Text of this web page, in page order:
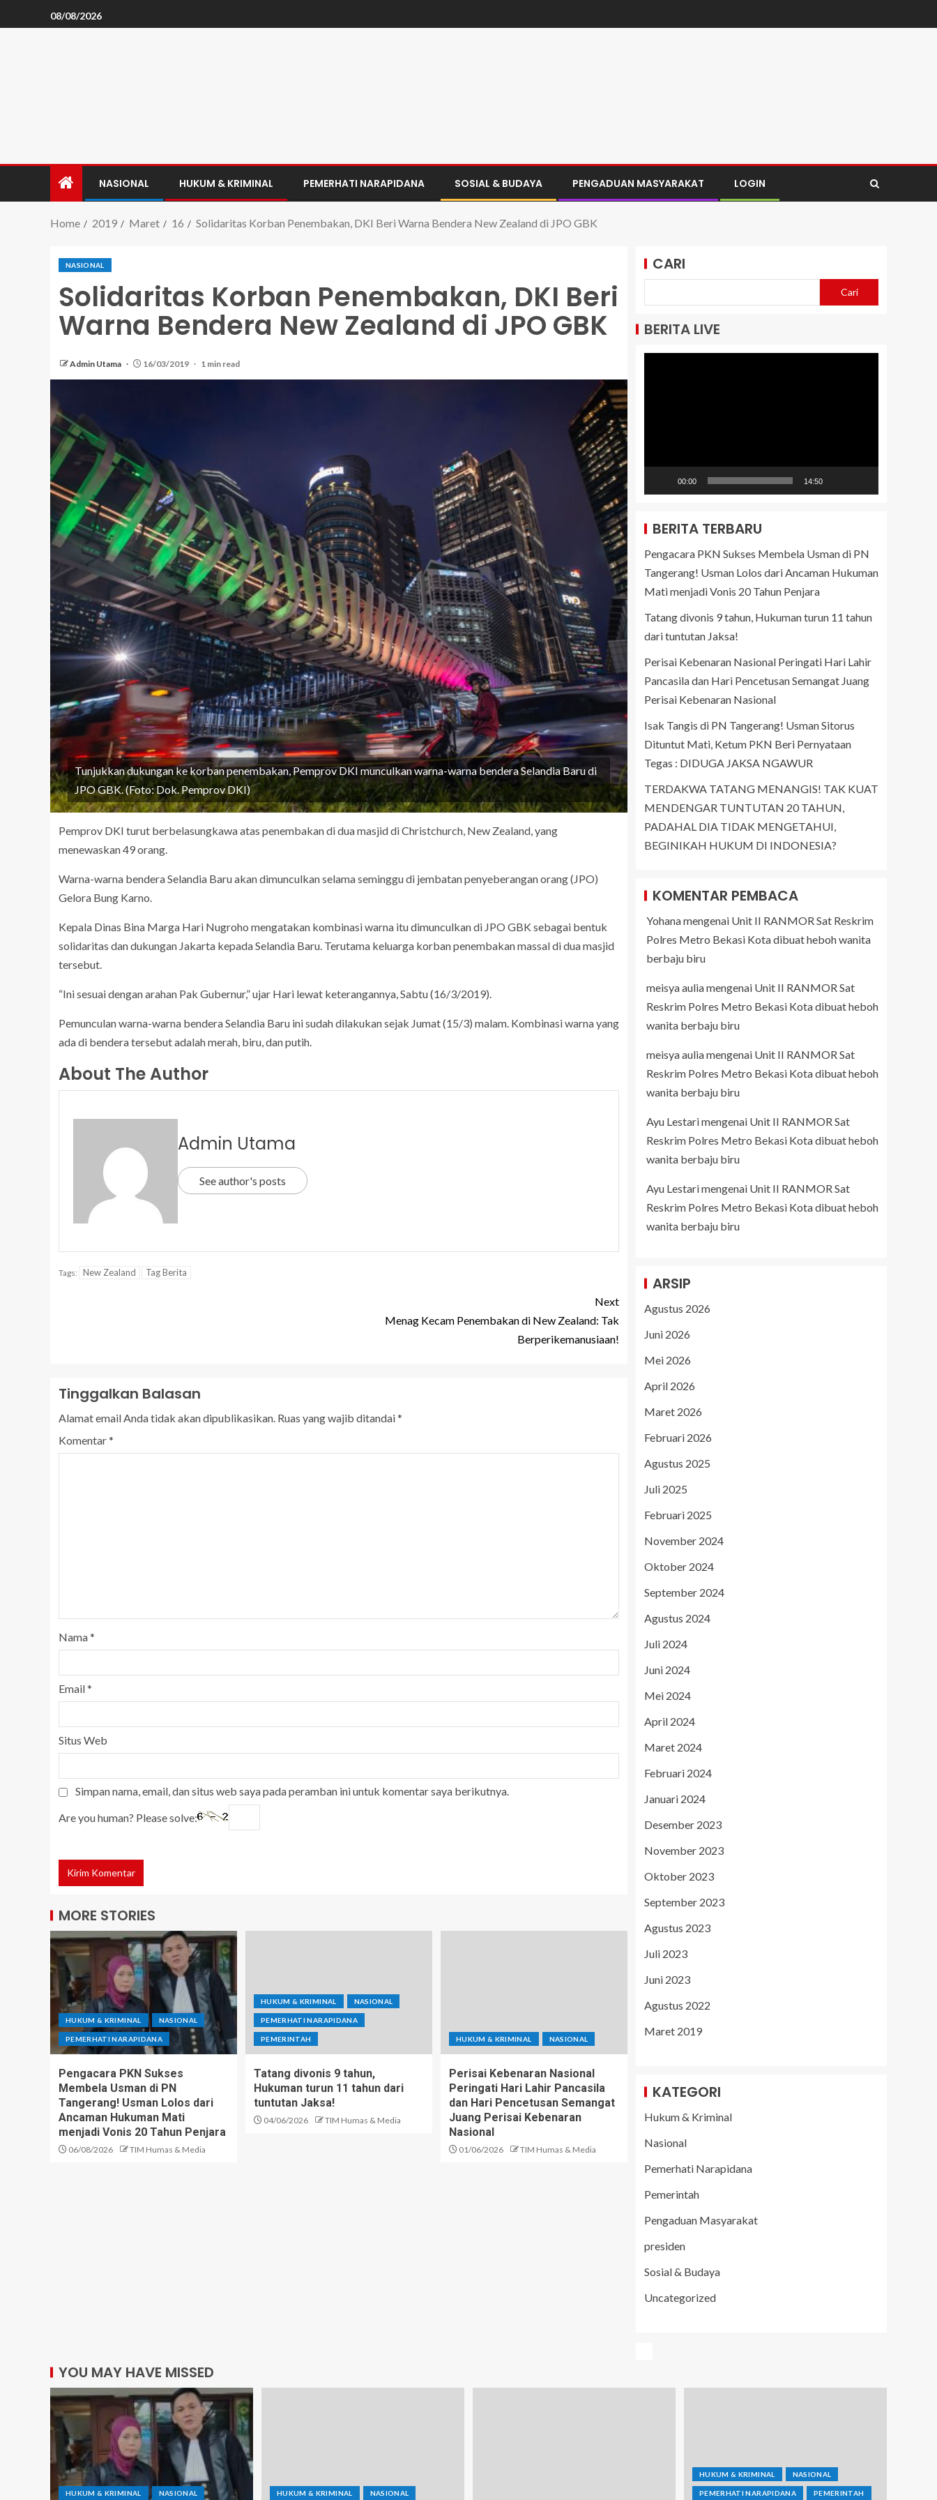
08/08/2026
NASIONAL HUKUM & KRIMINAL PEMERHATI NARAPIDANA SOSIAL & BUDAYA PENGADUAN MASYARAKAT LOGIN
Home 2019 Maret 16 Solidaritas Korban Penembakan, DKI Beri Warna Bendera New Zealand di JPO GBK
NASIONAL
Solidaritas Korban Penembakan, DKI Beri
Warna Bendera New Zealand di JPO GBK
Admin Utama 16/03/2019 1 min read
Tunjukkan dukungan ke korban penembakan, Pemprov DKI munculkan warna-warna bendera Selandia Baru di
JPO GBK. (Foto: Dok. Pemprov DKI)
Pemprov DKI turut berbelasungkawa atas penembakan di dua masjid di Christchurch, New Zealand, yang
menewaskan 49 orang.
Warna-warna bendera Selandia Baru akan dimunculkan selama seminggu di jembatan penyeberangan orang (JPO)
Gelora Bung Karno.
Kepala Dinas Bina Marga Hari Nugroho mengatakan kombinasi warna itu dimunculkan di JPO GBK sebagai bentuk
solidaritas dan dukungan Jakarta kepada Selandia Baru. Terutama keluarga korban penembakan massal di dua masjid
tersebut.
“Ini sesuai dengan arahan Pak Gubernur,” ujar Hari lewat keterangannya, Sabtu (16/3/2019).
Pemunculan warna-warna bendera Selandia Baru ini sudah dilakukan sejak Jumat (15/3) malam. Kombinasi warna yang
ada di bendera tersebut adalah merah, biru, dan putih.
About The Author
Admin Utama
See author's posts
Tags: New Zealand Tag Berita
Next
Menag Kecam Penembakan di New Zealand: Tak
Berperikemanusiaan!
Tinggalkan Balasan
Alamat email Anda tidak akan dipublikasikan. Ruas yang wajib ditandai*
Komentar*
Nama*
Email*
Situs Web
Simpan nama, email, dan situs web saya pada peramban ini untuk komentar saya berikutnya.
Are you human? Please solve:
MORE STORIES
HUKUM & KRIMINAL NASIONAL
PEMERHATI NARAPIDANA
Pengacara PKN Sukses
Membela Usman di PN
Tangerang! Usman Lolos dari
Ancaman Hukuman Mati
menjadi Vonis 20 Tahun Penjara
06/08/2026 TIM Humas & Media
HUKUM & KRIMINAL NASIONAL
PEMERHATI NARAPIDANA
PEMERINTAH
Tatang divonis 9 tahun,
Hukuman turun 11 tahun dari
tuntutan Jaksa!
04/06/2026 TIM Humas & Media
HUKUM & KRIMINAL NASIONAL
Perisai Kebenaran Nasional
Peringati Hari Lahir Pancasila
dan Hari Pencetusan Semangat
Juang Perisai Kebenaran
Nasional
01/06/2026 TIM Humas & Media
CARI
Cari
BERITA LIVE
00:00 14:50
BERITA TERBARU
Pengacara PKN Sukses Membela Usman di PN
Tangerang! Usman Lolos dari Ancaman Hukuman
Mati menjadi Vonis 20 Tahun Penjara
Tatang divonis 9 tahun, Hukuman turun 11 tahun
dari tuntutan Jaksa!
Perisai Kebenaran Nasional Peringati Hari Lahir
Pancasila dan Hari Pencetusan Semangat Juang
Perisai Kebenaran Nasional
Isak Tangis di PN Tangerang! Usman Sitorus
Dituntut Mati, Ketum PKN Beri Pernyataan
Tegas : DIDUGA JAKSA NGAWUR
TERDAKWA TATANG MENANGIS! TAK KUAT
MENDENGAR TUNTUTAN 20 TAHUN,
PADAHAL DIA TIDAK MENGETAHUI,
BEGINIKAH HUKUM DI INDONESIA?
KOMENTAR PEMBACA
Yohanamengenai Unit II RANMOR Sat Reskrim
Polres Metro Bekasi Kota dibuat heboh wanita
berbaju biru
meisya auliamengenai Unit II RANMOR Sat
Reskrim Polres Metro Bekasi Kota dibuat heboh
wanita berbaju biru
meisya auliamengenai Unit II RANMOR Sat
Reskrim Polres Metro Bekasi Kota dibuat heboh
wanita berbaju biru
Ayu Lestarimengenai Unit II RANMOR Sat
Reskrim Polres Metro Bekasi Kota dibuat heboh
wanita berbaju biru
Ayu Lestarimengenai Unit II RANMOR Sat
Reskrim Polres Metro Bekasi Kota dibuat heboh
wanita berbaju biru
ARSIP
Agustus 2026
Juni 2026
Mei 2026
April 2026
Maret 2026
Februari 2026
Agustus 2025
Juli 2025
Februari 2025
November 2024
Oktober 2024
September 2024
Agustus 2024
Juli 2024
Juni 2024
Mei 2024
April 2024
Maret 2024
Februari 2024
Januari 2024
Desember 2023
November 2023
Oktober 2023
September 2023
Agustus 2023
Juli 2023
Juni 2023
Agustus 2022
Maret 2019
KATEGORI
Hukum & Kriminal
Nasional
Pemerhati Narapidana
Pemerintah
Pengaduan Masyarakat
presiden
Sosial & Budaya
Uncategorized
YOU MAY HAVE MISSED
HUKUM & KRIMINAL NASIONAL HUKUM & KRIMINAL NASIONAL
HUKUM & KRIMINAL NASIONAL
PEMERHATI NARAPIDANA PEMERINTAH